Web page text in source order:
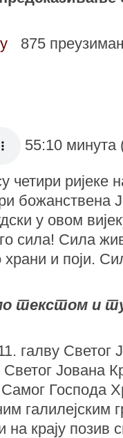
875
55:10
четири ријеке
божанствена
у овом
сила! Сила
и поји.
текстом и
галву
Светог Јована
Господа
галилејским
крају позив